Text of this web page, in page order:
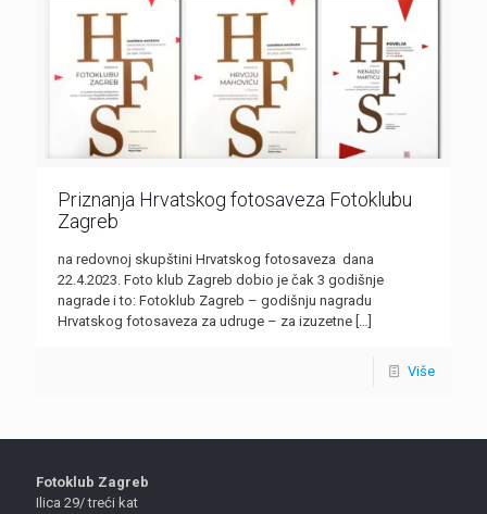
Priznanja Hrvatskog fotosaveza Fotoklubu
Zagreb
na redovnoj skupštini Hrvatskog fotosaveza dana
22.4.2023. Foto klub Zagreb dobio je čak 3 godišnje
nagrade i to: Fotoklub Zagreb – godišnju nagradu
Hrvatskog fotosaveza za udruge – za izuzetne […]
Više
Fotoklub Zagreb
Ilica 29/ treći kat